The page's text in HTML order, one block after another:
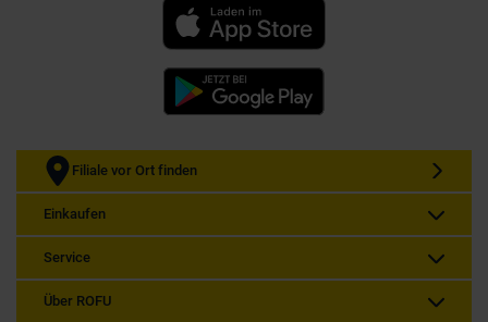
Filiale vor Ort finden
Einkaufen
Service
Über ROFU